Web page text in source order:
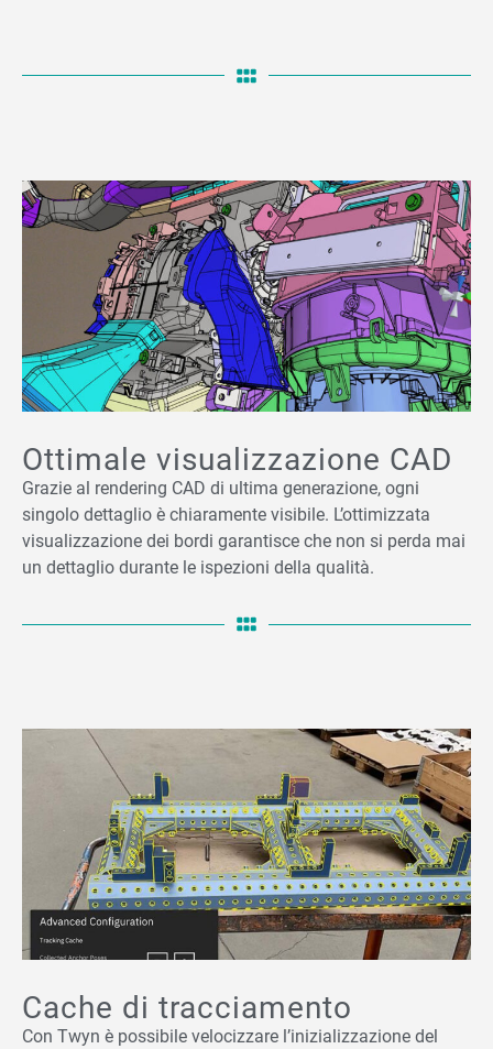
Ottimale visualizzazione CAD
Grazie al rendering CAD di ultima generazione, ogni
singolo dettaglio è chiaramente visibile. L’ottimizzata
visualizzazione dei bordi garantisce che non si perda mai
un dettaglio durante le ispezioni della qualità.
Cache di tracciamento
Con Twyn è possibile velocizzare l’inizializzazione del